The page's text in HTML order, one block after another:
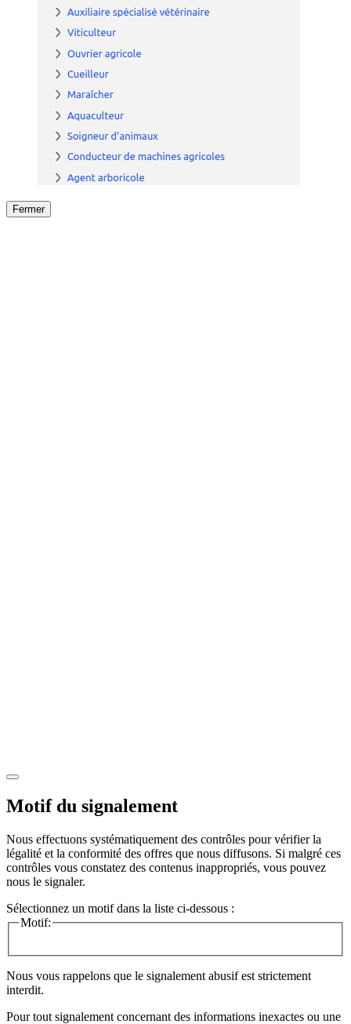
Fermer
Motif du signalement
Nous effectuons systématiquement des contrôles pour vérifier la
légalité et la conformité des offres que nous diffusons. Si malgré ces
contrôles vous constatez des contenus inappropriés, vous pouvez
nous le signaler.
Sélectionnez un motif dans la liste ci-dessous :
Motif:
Nous vous rappelons que le signalement abusif est strictement
interdit.
Pour tout signalement concernant des informations inexactes ou une